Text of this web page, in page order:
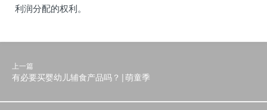
利润分配的权利。
上一篇
有必要买婴幼儿辅食产品吗？|萌童季